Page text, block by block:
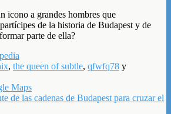
icono a grandes hombres que
de la historia de Budapest y de
parte de ella?
, the queen of subtle, qfwfq78 y
Maps
de las cadenas de Budapest para cruzar el